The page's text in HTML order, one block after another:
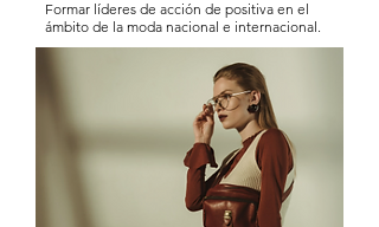
Formar líderes de acción de positiva en el
ámbito de la moda nacional e internacional.